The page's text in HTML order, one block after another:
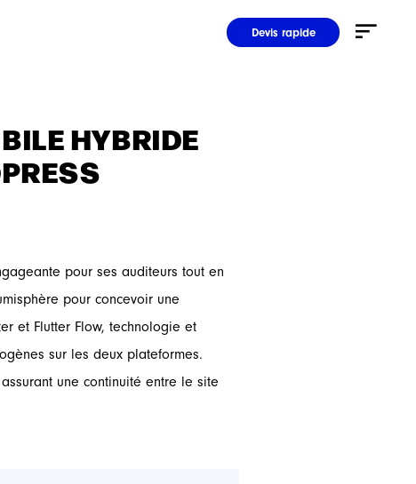
Devis rapide
HYBRIDE
pour ses auditeurs tout en
pour concevoir une
et Flutter Flow, technologie et
sur les deux plateformes.
une continuité entre le site